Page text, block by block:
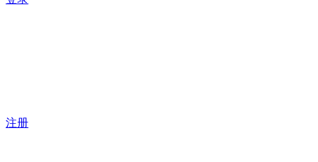
注册